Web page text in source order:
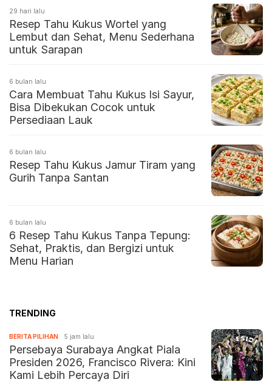
29 hari lalu
Resep Tahu Kukus Wortel yang
Lembut dan Sehat, Menu Sederhana
untuk Sarapan
6 bulan lalu
Cara Membuat Tahu Kukus Isi Sayur,
Bisa Dibekukan Cocok untuk
Persediaan Lauk
6 bulan lalu
Resep Tahu Kukus Jamur Tiram yang
Gurih Tanpa Santan
6 bulan lalu
6 Resep Tahu Kukus Tanpa Tepung:
Sehat, Praktis, dan Bergizi untuk
Menu Harian
TRENDING
BERITA PILIHAN 5 jam lalu
Persebaya Surabaya Angkat Piala
Presiden 2026, Francisco Rivera: Kini
Kami Lebih Percaya Diri